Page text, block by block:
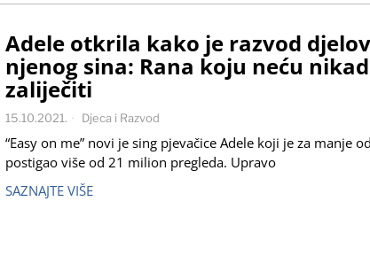
Adele otkrila kako je razvod
njenog sina: Rana koju neću
zaliječiti
15.10.2021. Djeca i Razvod
“Easy on me” novi je sing pjevačice Adele koji je za manje
postigao više od 21 milion pregleda. Upravo
SAZNAJTE VIŠE